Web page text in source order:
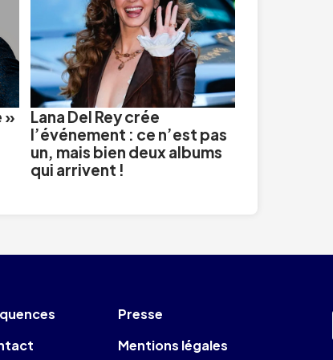
»
Lana Del Rey crée
l’événement : ce n’est pas
un, mais bien deux albums
qui arrivent !
Presse
Mentions légales